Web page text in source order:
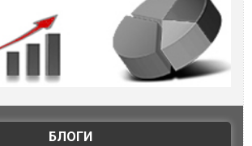
БЛОГИ